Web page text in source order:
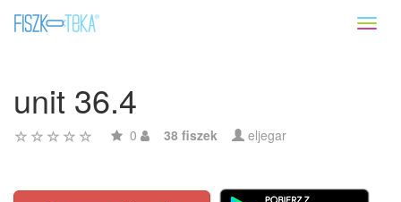
unit 36.4
0 38 fiszek eljegar